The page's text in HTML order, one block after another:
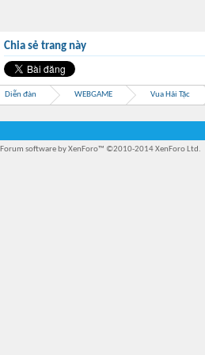
Chia sẻ trang này
Diễn đàn WEBGAME Vua Hải Tặc
Forum software by XenForo™ ©2010-2014 XenForo Ltd.